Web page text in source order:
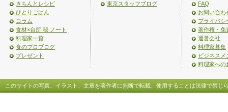
きちんとレシピ
ひとりごはん
コラム
食材×台所 秘 ノート
料理家一覧
食のプロブログ
プレゼント
東京スタッフブログ
FAQ
お問い合わ
プライバシ
著作権・免
運営会社
料理家募集
ビジネスメ
料理家への
このサイトの写真、イラスト、文章を著作者に無断で転載、使用することは法律で禁じ